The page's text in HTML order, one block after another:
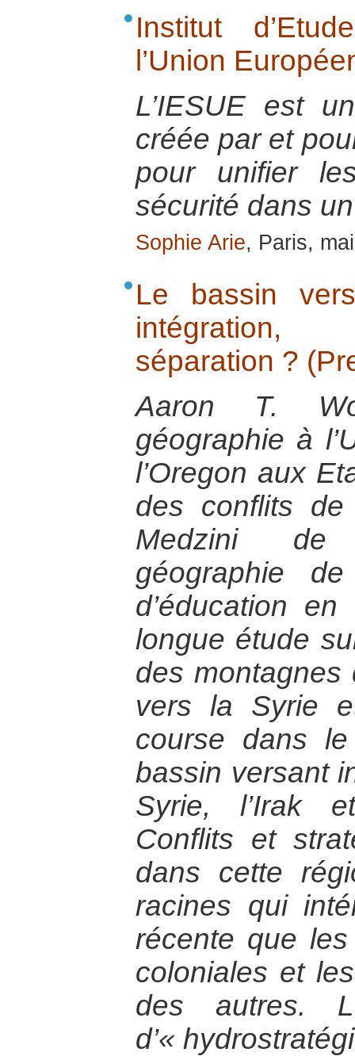
Institut
l’Union
L’IESUE est
créée par et
pour unifier
sécurité dans
Sophie Arie, Paris,
Le bassin
intégration,
séparation ?
Aaron T.
géographie à
l’Oregon aux
des conflits de
Medzini de
géographie
d’éducation
longue étude
des montagnes
vers la Syrie
course dans
bassin versant
Syrie, l’Irak
Conflits et
dans cette
racines qui
récente que
coloniales et
des autres.
d’«